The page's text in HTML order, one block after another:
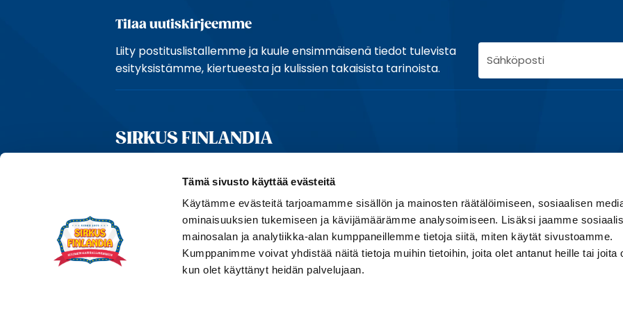
Tämä sivusto käyttää evästeitä
Käytämme evästeitä tarjoamamme sisällön ja mainosten räätälöimiseen, sosiaalisen
ominaisuuksien tukemiseen ja kävijämäärämme analysoimiseen. Lisäksi jaamme
mainosalan ja analytiikka-alan kumppaneillemme tietoja siitä, miten käytät sivustoamme.
Kumppanimme voivat yhdistää näitä tietoja muihin tietoihin, joita olet antanut heille tai joita
kun olet käyttänyt heidän palvelujaan.
Tilaa uutiskirjeemme
Liity postituslistallemme ja kuule ensimmäisenä tiedot tulevista
esityksistämme, kiertueesta ja kulissien takaisista tarinoista.
h
o
i
o
s
o
SIRKUS FINLANDIA
Yhteystiedot
10440 BOLLSTA
info@sirkusfinlandia.fi
0600 30006
(1,78 €/min + pvm)